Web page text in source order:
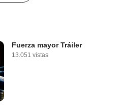
Fuerza mayor Tráiler
13.051 vistas